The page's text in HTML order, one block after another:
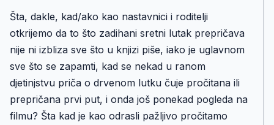
Šta, dakle, kad/ako kao nastavnici i roditelji
otkrijemo da to što zadihani sretni lutak prepričava
nije ni izbliza sve što u knjizi piše, iako je uglavnom
sve što se zapamti, kad se nekad u ranom
djetinjstvu priča o drvenom lutku čuje pročitana ili
prepričana prvi put, i onda još ponekad pogleda na
filmu? Šta kad je kao odrasli pažljivo pročitamo